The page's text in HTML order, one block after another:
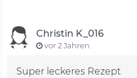
Christin K_016
vor 2 Jahren
Super leckeres Rezept